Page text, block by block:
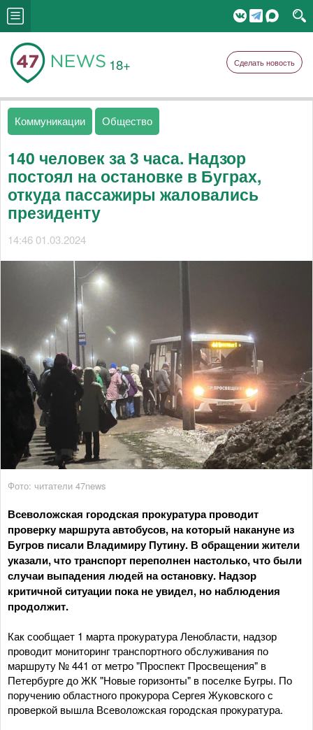
18+ Сделать новость
Коммуникации Общество
140 человек за 3 часа. Надзор
постоял на остановке в Буграх,
откуда пассажиры жаловались
президенту
14:46 01.03.2024
Фото: читатели 47news
Всеволожская городская прокуратура проводит
проверку маршрута автобусов, на который накануне из
Бугров писали Владимиру Путину. В обращении жители
указали, что транспорт переполнен настолько, что были
случаи выпадения людей на остановку. Надзор
критичной ситуации пока не увидел, но наблюдения
продолжит.
Как сообщает 1 марта прокуратура Ленобласти, надзор
проводит мониторинг транспортного обслуживания по
маршруту № 441 от метро "Проспект Просвещения" в
Петербурге до ЖК "Новые горизонты" в поселке Бугры. По
поручению областного прокурора Сергея Жуковского с
проверкой вышла Всеволожская городская прокуратура.